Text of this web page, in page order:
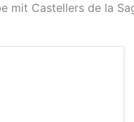
mit Castellers de la